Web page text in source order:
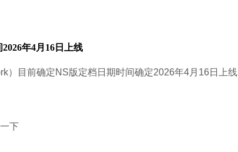
年4月16日上线
）目前确定NS版定档日期时间确定2026年4月16日上线
下